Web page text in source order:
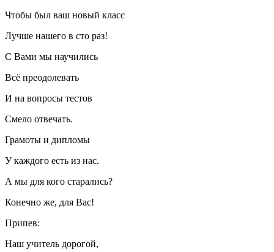
Чтобы был ваш новый класс
Лучше нашего в сто раз!
С Вами мы научились
Всё преодолевать
И на вопросы тестов
Смело отвечать.
Грамоты и дипломы
У каждого есть из нас.
А мы для кого старались?
Конечно же, для Вас!
Припев:
Наш учитель дорогой,